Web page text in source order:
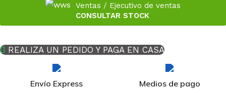
Ventas / Ejecutivo de ventas
CONSULTAR STOCK
REALIZA UN PEDIDO Y PAGA EN CASA
Envío Express Medios de pago